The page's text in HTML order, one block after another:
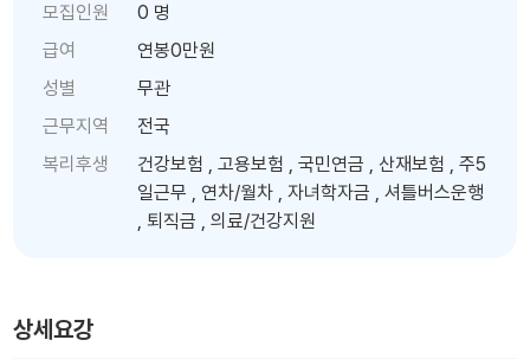
모집인원
0 명
급여
연봉0만원
성별
무관
근무지역
전국
복리후생
건강보험 , 고용보험 , 국민연금 , 산재보험 , 주5
일근무 , 연차/월차 , 자녀학자금 , 셔틀버스운행
, 퇴직금 , 의료/건강지원
상세요강